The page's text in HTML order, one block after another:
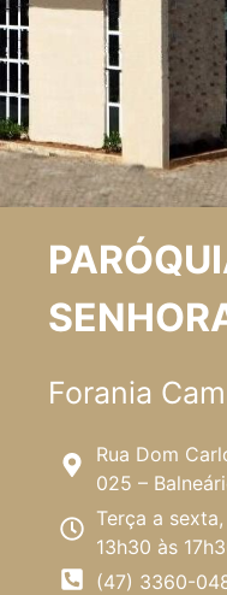
Forania
Rua Dom
025 –
Terça a
13h30 às
(47) 3360-